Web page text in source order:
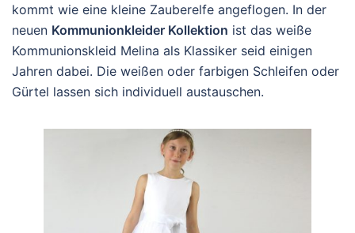
kommt wie eine kleine Zauberelfe angeflogen. In der
neuen Kommunionkleider Kollektion ist das weiße
Kommunionskleid Melina als Klassiker seid einigen
Jahren dabei. Die weißen oder farbigen Schleifen oder
Gürtel lassen sich individuell austauschen.